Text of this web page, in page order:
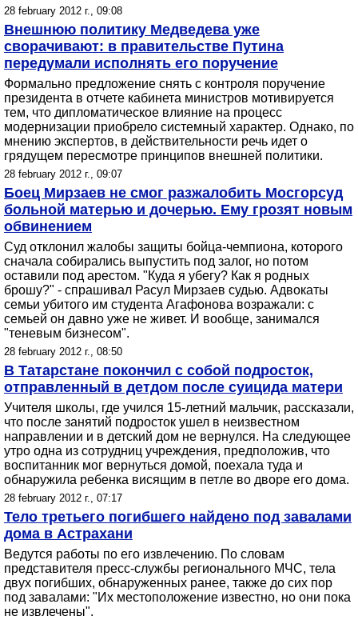
28 february 2012 г., 09:08
Внешнюю политику Медведева уже
сворачивают: в правительстве Путина
передумали исполнять его поручение
Формально предложение снять с контроля поручение
президента в отчете кабинета министров мотивируется
тем, что дипломатическое влияние на процесс
модернизации приобрело системный характер. Однако, по
мнению экспертов, в действительности речь идет о
грядущем пересмотре принципов внешней политики.
28 february 2012 г., 09:07
Боец Мирзаев не смог разжалобить Мосгорсуд
больной матерью и дочерью. Ему грозят новым
обвинением
Суд отклонил жалобы защиты бойца-чемпиона, которого
сначала собирались выпустить под залог, но потом
оставили под арестом. "Куда я убегу? Как я родных
брошу?" - спрашивал Расул Мирзаев судью. Адвокаты
семьи убитого им студента Агафонова возражали: с
семьей он давно уже не живет. И вообще, занимался
"теневым бизнесом".
28 february 2012 г., 08:50
В Татарстане покончил с собой подросток,
отправленный в детдом после суицида матери
Учителя школы, где учился 15-летний мальчик, рассказали,
что после занятий подросток ушел в неизвестном
направлении и в детский дом не вернулся. На следующее
утро одна из сотрудниц учреждения, предположив, что
воспитанник мог вернуться домой, поехала туда и
обнаружила ребенка висящим в петле во дворе его дома.
28 february 2012 г., 07:17
Тело третьего погибшего найдено под завалами
дома в Астрахани
Ведутся работы по его извлечению. По словам
представителя пресс-службы регионального МЧС, тела
двух погибших, обнаруженных ранее, также до сих пор
под завалами: "Их местоположение известно, но они пока
не извлечены".